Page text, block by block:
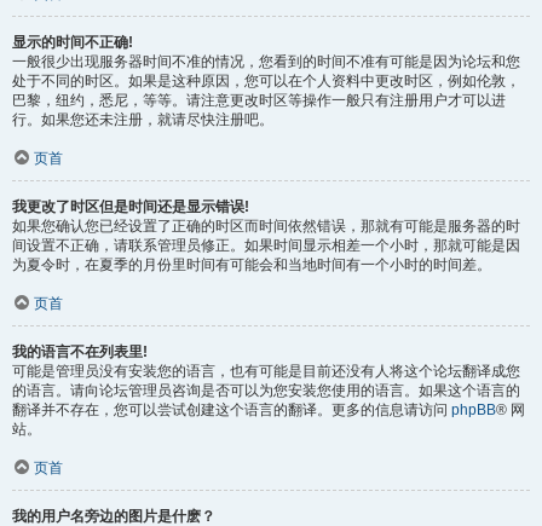
显示的时间不正确!
一般很少出现服务器时间不准的情况，您看到的时间不准有可能是因为论坛和您
处于不同的时区。如果是这种原因，您可以在个人资料中更改时区，例如伦敦，
巴黎，纽约，悉尼，等等。请注意更改时区等操作一般只有注册用户才可以进
行。如果您还未注册，就请尽快注册吧。
页首
我更改了时区但是时间还是显示错误!
如果您确认您已经设置了正确的时区而时间依然错误，那就有可能是服务器的时
间设置不正确，请联系管理员修正。如果时间显示相差一个小时，那就可能是因
为夏令时，在夏季的月份里时间有可能会和当地时间有一个小时的时间差。
页首
我的语言不在列表里!
可能是管理员没有安装您的语言，也有可能是目前还没有人将这个论坛翻译成您
的语言。请向论坛管理员咨询是否可以为您安装您使用的语言。如果这个语言的
翻译并不存在，您可以尝试创建这个语言的翻译。更多的信息请访问 phpBB® 网
站。
页首
我的用户名旁边的图片是什麽？